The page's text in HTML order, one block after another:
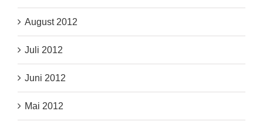
August 2012
Juli 2012
Juni 2012
Mai 2012